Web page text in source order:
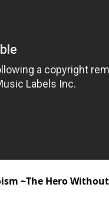
~The Hero Without